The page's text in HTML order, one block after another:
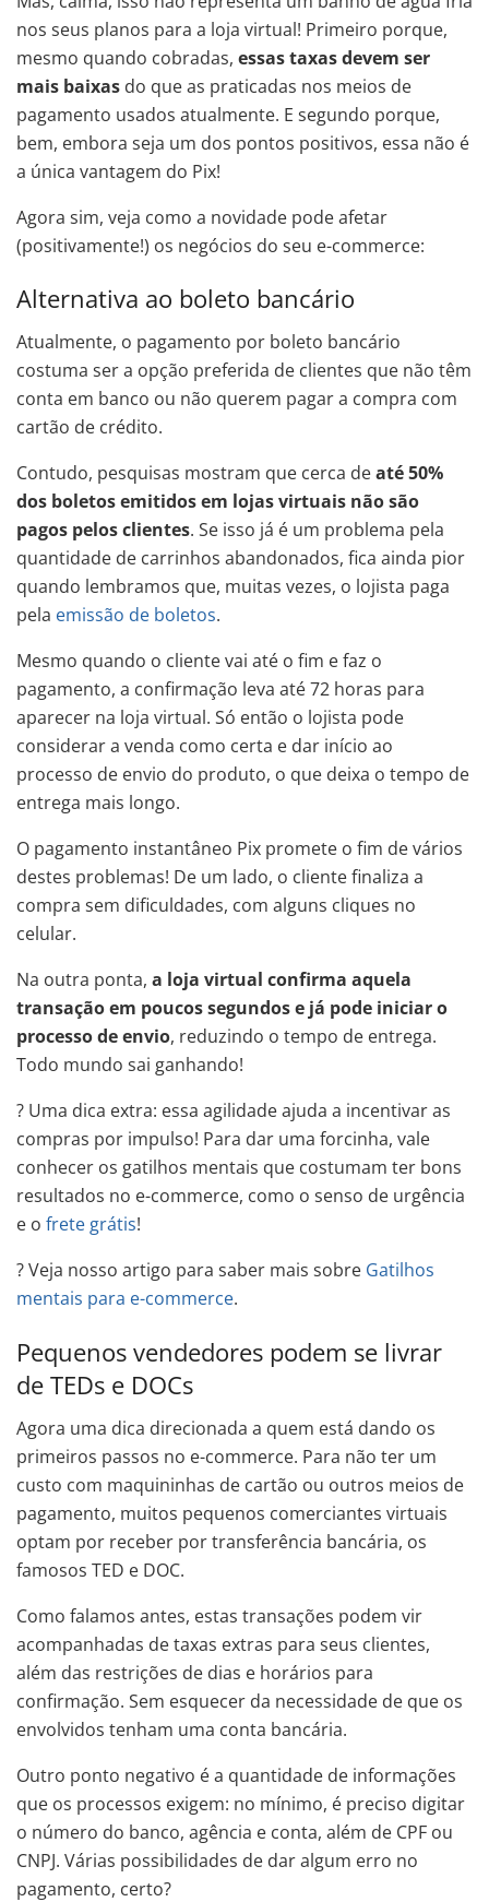
nos seus planos para a loja virtual! Primeiro porque,
mesmo quando cobradas, essas taxas devem ser
mais baixas do que as praticadas nos meios de
pagamento usados atualmente. E segundo porque,
bem, embora seja um dos pontos positivos, essa não é
a única vantagem do Pix!
Agora sim, veja como a novidade pode afetar
(positivamente!) os negócios do seu e-commerce:
Alternativa ao boleto bancário
Atualmente, o pagamento por boleto bancário
costuma ser a opção preferida de clientes que não têm
conta em banco ou não querem pagar a compra com
cartão de crédito.
Contudo, pesquisas mostram que cerca deaté 50%
dos boletos emitidos em lojas virtuais não são
pagos pelos clientes. Se isso já é um problema pela
quantidade de carrinhos abandonados, fica ainda pior
quando lembramos que, muitas vezes, o lojista paga
pela emissão de boletos.
Mesmo quando o cliente vai até o fim e faz o
pagamento, a confirmação leva até 72 horas para
aparecer na loja virtual. Só então o lojista pode
considerar a venda como certa e dar início ao
processo de envio do produto, o que deixa o tempo de
entrega mais longo.
O pagamento instantâneo Pix promete o fim de vários
destes problemas! De um lado, o cliente finaliza a
compra sem dificuldades, com alguns cliques no
celular.
Na outra ponta, a loja virtual confirma aquela
transação em poucos segundos e já pode iniciar o
processo de envio, reduzindo o tempo de entrega.
Todo mundo sai ganhando!
? Uma dica extra: essa agilidade ajuda a incentivar as
compras por impulso! Para dar uma forcinha, vale
conhecer os gatilhos mentais que costumam ter bons
resultados no e-commerce, como o senso de urgência
e o frete grátis!
? Veja nosso artigo para saber mais sobre Gatilhos
mentais para e-commerce.
Pequenos vendedores podem se livrar
de TEDs e DOCs
Agora uma dica direcionada a quem está dando os
primeiros passos no e-commerce. Para não ter um
custo com maquininhas de cartão ou outros meios de
pagamento, muitos pequenos comerciantes virtuais
optam por receber por transferência bancária, os
famosos TED e DOC.
Como falamos antes, estas transações podem vir
acompanhadas de taxas extras para seus clientes,
além das restrições de dias e horários para
confirmação. Sem esquecer da necessidade de que os
envolvidos tenham uma conta bancária.
Outro ponto negativo é a quantidade de informações
que os processos exigem: no mínimo, é preciso digitar
o número do banco, agência e conta, além de CPF ou
CNPJ. Várias possibilidades de dar algum erro no
pagamento, certo?